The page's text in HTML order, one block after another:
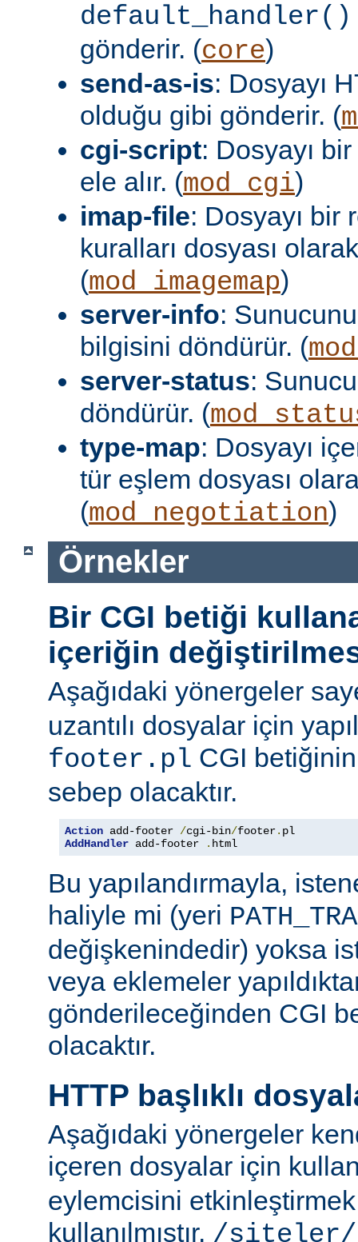
default_handler()
gönderir. (core)
send-as-is: Dosyayı
olduğu gibi gönderir. (
cgi-script: Dosyayı
ele alır. (mod_cgi)
imap-file: Dosyayı bir
kuralları dosyası
(mod_imagemap)
server-info:
bilgisini döndürür. (
server-status:
döndürür. (
type-map: Dosyayı
tür eşlem dosyası
(mod_negotiation)
Örnekler
Bir CGI betiği
içeriğin
Aşağıdaki yönergeler
uzantılı dosyalar için
footer.pl CGI
sebep olacaktır.
Action add-footer /cgi-bin/footer.
AddHandler add-footer . html
Bu yapılandırmayla,
haliyle mi (yeri
değişkenindedir) yoksa
veya eklemeler
gönderileceğinden CGI
olacaktır.
HTTP başlıklı
Aşağıdaki yönergeler
içeren dosyalar için
eylemcisini
kullanılmıştır. /siteler/